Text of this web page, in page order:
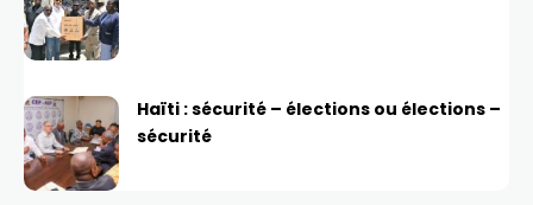
Haïti : sécurité – élections ou élections –
sécurité